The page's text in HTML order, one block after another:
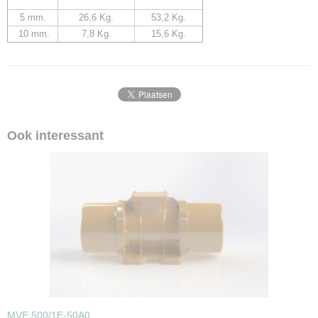
5 mm. 26,6 Kg.
53,2 Kg.
10 mm.
7,8 Kg. 15,6 Kg.
Ook interessant
MVE 500/1E-50A0